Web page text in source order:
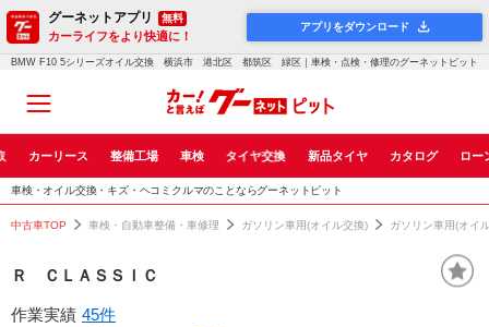
グーネットアプリ 無料
カーライフをより快適に！
アプリをダウンロード
BMW F10 5シリーズオイル交換 横浜市 港北区 都筑区 緑区｜車検・点検・修理のグーネットピット
カーリース 整備工場 車検 タイヤ交換 新品タイヤ カタログ ロー
車検・オイル交換・キズ・ヘコミクルマのことならグーネットピット
中古車TOP 車検・自動車整備・車修理 ガソリン車用(オイル交換) ガソリン車用(オイ
Ｒ ＣＬＡＳＳＩＣ
作業実績 45件